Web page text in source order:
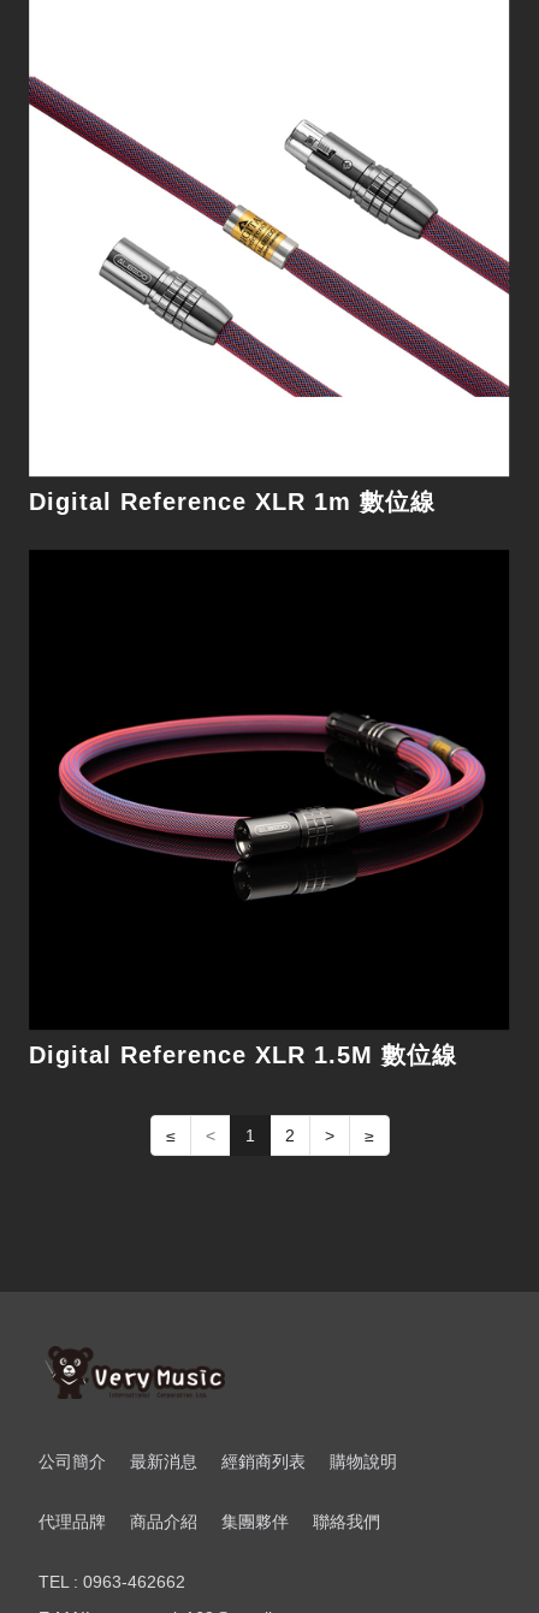
Digital Reference XLR 1m 數位線
Digital Reference XLR 1.5M 數位線
Digital Reference XLR 1.5M 數位線
≤ < 1 2 > ≥
公司簡介 最新消息 經銷商列表 購物說明
代理品牌 商品介紹 集團夥伴 聯絡我們
TEL : 0963-462662